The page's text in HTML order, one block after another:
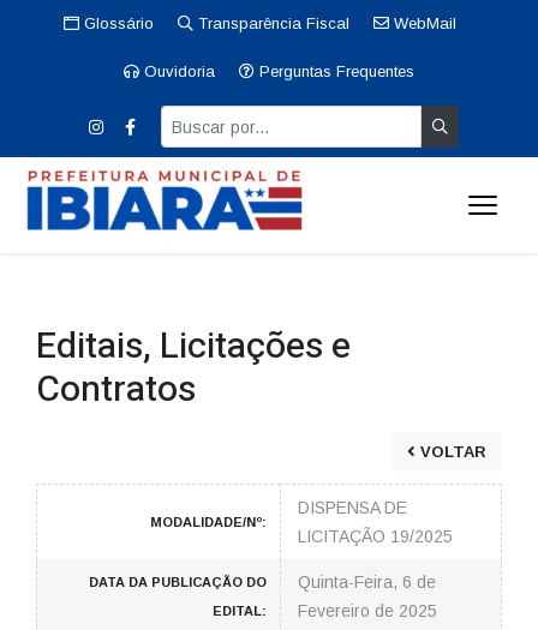
Glossário Transparência Fiscal WebMail
Ouvidoria Perguntas Frequentes
Editais, Licitações e
Contratos
VOLTAR
MODALIDADE/Nº:
DISPENSA DE
LICITAÇÃO 19/2025
DATA DA PUBLICAÇÃO DO
EDITAL:
Quinta-Feira, 6 de
Fevereiro de 2025